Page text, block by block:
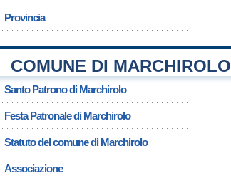
Provincia
COMUNE DI MARCHIROLO
Santo Patrono di Marchirolo
Festa Patronale di Marchirolo
Statuto del comune di Marchirolo
Associazione